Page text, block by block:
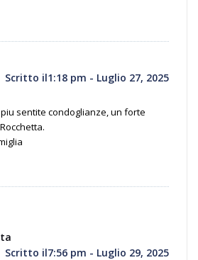
Scritto il1:18 pm - Luglio 27, 2025
sentite condoglianze, un forte
Scritto il7:56 pm - Luglio 29, 2025